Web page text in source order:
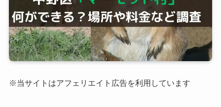
※当サイトはアフェリエイト広告を利用しています